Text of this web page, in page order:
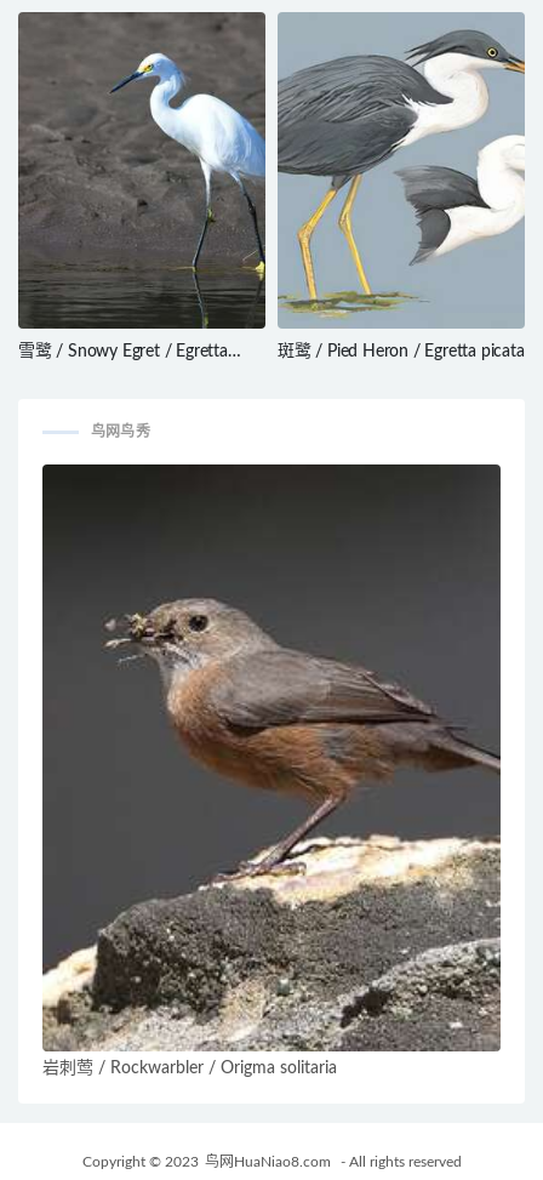
Gorsachius melanolophus
Egretta novaehollandiae
雪鹭 / Snowy Egret / Egretta
斑鹭 / Pied Heron / Egretta picata
鸟网鸟秀
岩刺莺 / Rockwarbler / Origma solitaria
Copyright © 2023 鸟网HuaNiao8.com - All rights reserved